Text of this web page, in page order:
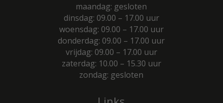
maandag: gesloten
dinsdag: 09.00 – 17.00 uur
woensdag: 09.00 – 17.00 uur
donderdag: 09.00 – 17.00 uur
vrijdag: 09.00 – 17.00 uur
zaterdag: 10.00 – 15.30 uur
zondag: gesloten